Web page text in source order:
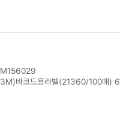
M156029
3M)바코드용라벨(21360/100매)